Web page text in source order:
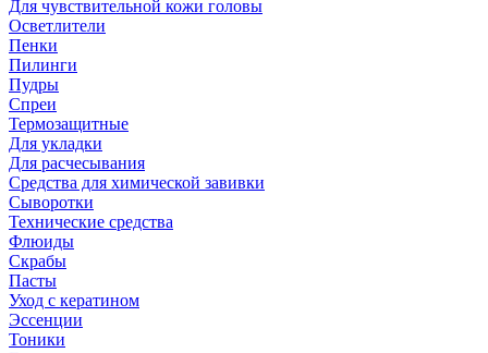
Для чувствительной кожи головы
Осветлители
Пенки
Пилинги
Пудры
Спреи
Термозащитные
Для укладки
Для расчесывания
Средства для химической завивки
Сыворотки
Технические средства
Флюиды
Скрабы
Пасты
Уход с кератином
Эссенции
Тоники